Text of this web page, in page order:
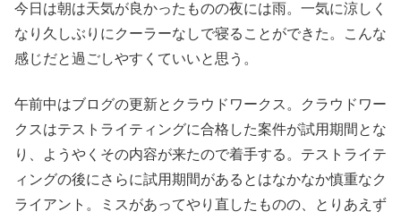
今日は朝は天気が良かったものの夜には雨。一気に涼しく
なり久しぶりにクーラーなしで寝ることができた。こんな
感じだと過ごしやすくていいと思う。
午前中はブログの更新とクラウドワークス。クラウドワー
クスはテストライティングに合格した案件が試用期間とな
り、ようやくその内容が来たので着手する。テストライテ
ィングの後にさらに試用期間があるとはなかなか慎重なク
ライアント。ミスがあってやり直したものの、とりあえず